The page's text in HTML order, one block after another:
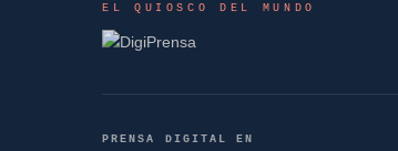
EL QUIOSCO DEL MUNDO
PRENSA DIGITAL EN